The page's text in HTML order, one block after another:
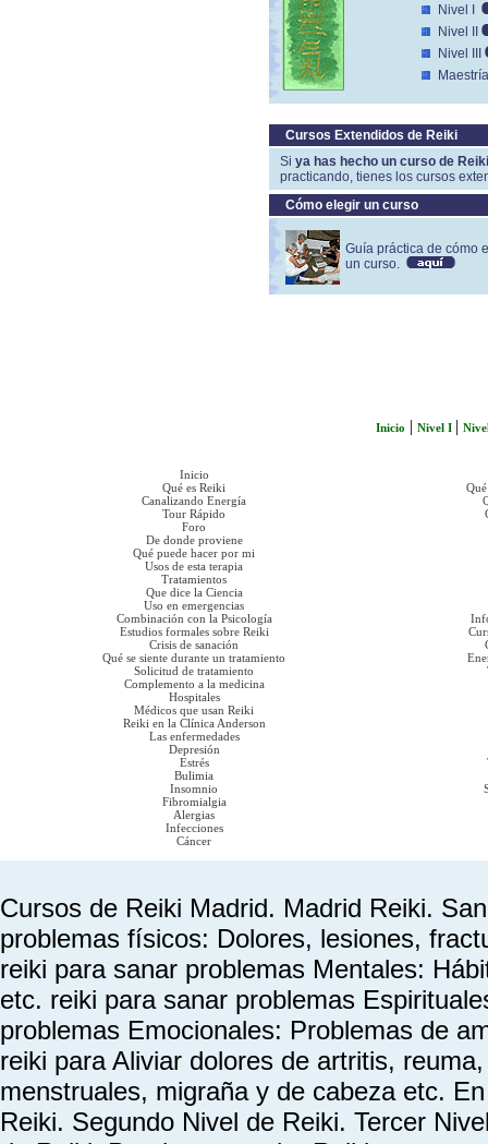
Nivel I
Nivel II
Nivel III
Maestría
Cursos Extendidos de Reiki
Si ya has hecho un curso de Reiki
practicando, tienes los cursos
Cómo elegir un curso
Guía práctica de cómo
un curso.
Inicio | Nivel I |
Inicio
Qué es Reiki
Canalizando Energía
Tour Rápido
Foro
De donde proviene
Qué puede hacer por mi
Usos de esta terapia
Tratamientos
Que dice la Ciencia
Uso en emergencias
Combinación con la Psicología
Estudios formales sobre Reiki
Crisis de sanación
Qué se siente durante un tratamiento
Solicitud de tratamiento
Complemento a la medicina
Hospitales
Médicos que usan Reiki
Reiki en la Clínica Anderson
Las enfermedades
Depresión
Estrés
Bulimia
Insomnio
Fibromialgia
Alergias
Infecciones
Cáncer
Cursos de Reiki Madrid. Madrid Reiki.
problemas físicos: Dolores, lesiones,
reiki para sanar problemas Mentales:
etc. reiki para sanar problemas
problemas Emocionales: Problemas de
reiki para Aliviar dolores de artritis,
menstruales, migraña y de cabeza etc.
Reiki. Segundo Nivel de Reiki. Tercer